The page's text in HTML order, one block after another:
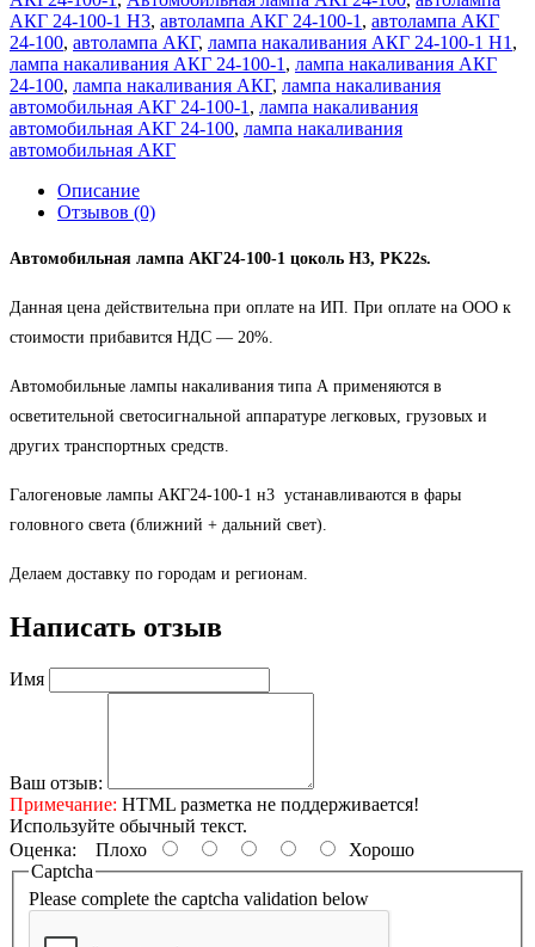
АКГ 24-100-1 Н3, автолампа АКГ 24-100-1 , автолампа АКГ
24-100, автолампа АКГ, лампа накаливания АКГ 24-100-1 Н1 ,
лампа накаливания АКГ 24-100-1 , лампа накаливания АКГ
24-100, лампа накаливания АКГ, лампа накаливания
автомобильная АКГ 24-100-1 , лампа накаливания
автомобильная АКГ 24-100, лампа накаливания
автомобильная АКГ
Описание
Отзывов (0)
Автомобильная лампа АКГ24-100-1 цоколь Н3, PK22s.
Данная цена действительна при оплате на ИП. При оплате на ООО к
стоимости прибавится НДС ― 20%.
Автомобильные лампы накаливания типа А применяются в
осветительной светосигнальной аппаратуре легковых, грузовых и
других транспортных средств.
Галогеновые лампы АКГ24-100-1 н3 устанавливаются в фары
головного света (ближний + дальний свет).
Делаем доставку по городам и регионам.
Написать отзыв
Имя
Ваш отзыв:
Примечание: HTML разметка не поддерживается!
Используйте обычный текст.
Оценка: Плохо
Хорошо
Captcha
Please complete the captcha validation below